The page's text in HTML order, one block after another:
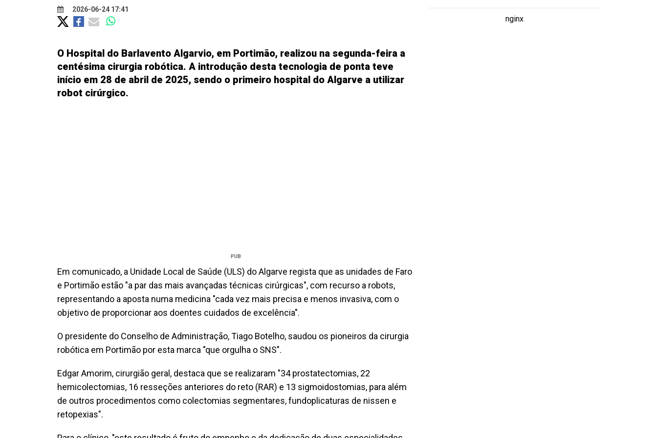
2026-06-24 17:41
O Hospital do Barlavento Algarvio, em Portimão, realizou na segunda-feira a
centésima cirurgia robótica. A introdução desta tecnologia de ponta teve
início em 28 de abril de 2025, sendo o primeiro hospital do Algarve a utilizar
robot cirúrgico.
PUB
Em comunicado, a Unidade Local de Saúde (ULS) do Algarve regista que as unidades de Faro
e Portimão estão "a par das mais avançadas técnicas cirúrgicas", com recurso a robots,
representando a aposta numa medicina "cada vez mais precisa e menos invasiva, com o
objetivo de proporcionar aos doentes cuidados de excelência".
O presidente do Conselho de Administração, Tiago Botelho, saudou os pioneiros da cirurgia
robótica em Portimão por esta marca "que orgulha o SNS".
Edgar Amorim, cirurgião geral, destaca que se realizaram "34 prostatectomias, 22
hemicolectomias, 16 resseções anteriores do reto (RAR) e 13 sigmoidostomias, para além
de outros procedimentos como colectomias segmentares, fundoplicaturas de nissen e
retopexias".
nginx